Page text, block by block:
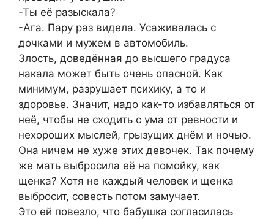
-Ты её разыскала?
-Ага. Пару раз видела. Усаживалась с
дочками и мужем в автомобиль.
Злость, доведённая до высшего градуса
накала может быть очень опасной. Как
минимум, разрушает психику, а то и
здоровье. Значит, надо как-то избавляться от
неё, чтобы не сходить с ума от ревности и
нехороших мыслей, грызущих днём и ночью.
Она ничем не хуже этих девочек. Так почему
же мать выбросила её на помойку, как
щенка? Хотя не каждый человек и щенка
выбросит, совесть потом замучает.
Это ей повезло, что бабушка согласилась